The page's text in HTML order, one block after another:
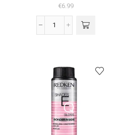
€6.99
10AA
EQ
Bonder
Inside
-
60ML
aantal